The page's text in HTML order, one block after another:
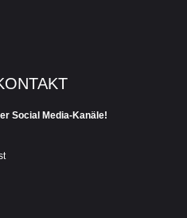
Social Media-Kanäle!